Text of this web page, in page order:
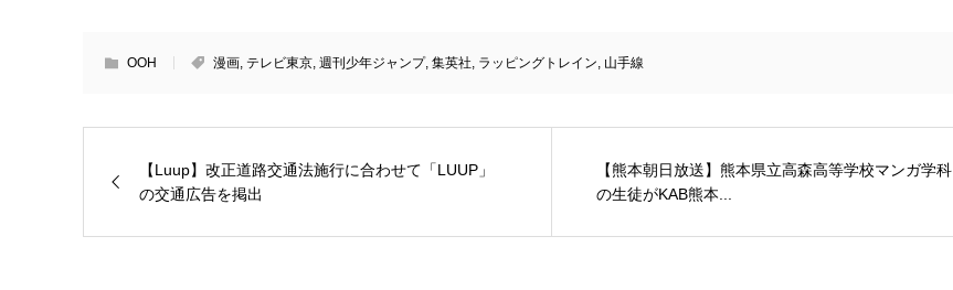
OOH 漫画, テレビ東京, 週刊少年ジャンプ, 集英社, ラッピングトレイン, 山手線
【Luup】改正道路交通法施行に合わせて「LUUP」
の交通広告を掲出
【熊本朝日放送】熊本県立高森高等学校マンガ学科
の生徒がKAB熊本...